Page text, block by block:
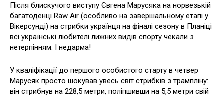
Після блискучого виступу Євгена Марусяка на норвезькій
багатоденці Raw Air (особливо на завершальному етапі у
Вікерсунді) на стрибки українця на фіналі сезону в Планіці
всі українські любителі лижних видів спорту чекали з
нетерпінням. І недарма!
У кваліфікації до першого особистого старту в четвер
Марусяк просто шокував увесь світ стрибків з трампліну:
він стрибнув на 228,5 метри, поліпшивши на 5,5 метри свій